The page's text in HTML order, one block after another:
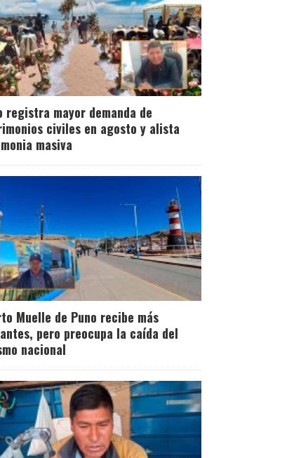
registra mayor demanda de
civiles en agosto y alista
masiva
Muelle de Puno recibe más
pero preocupa la caída del
nacional